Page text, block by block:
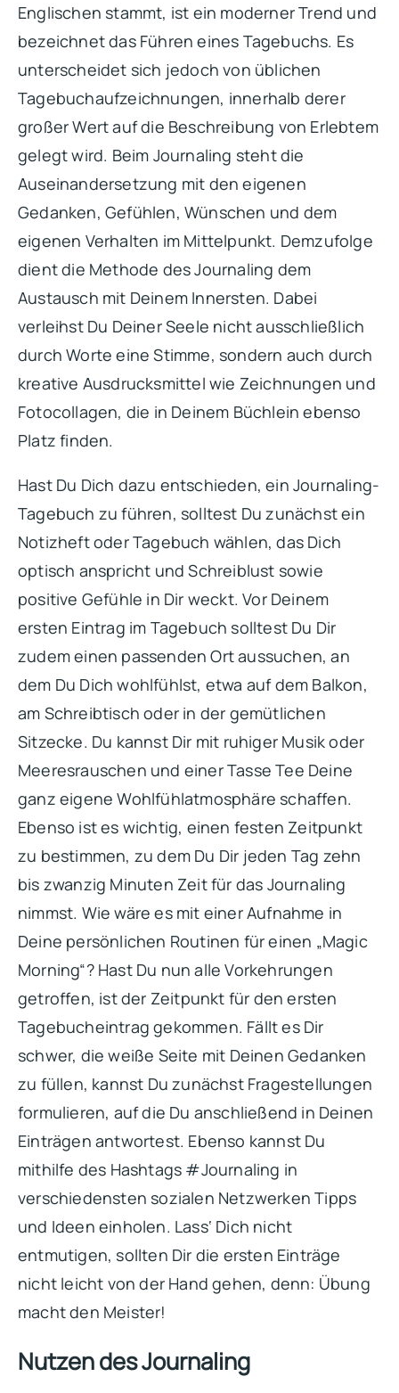
Englischen stammt, ist ein moderner Trend und
bezeichnet das Führen eines Tagebuchs. Es
unterscheidet sich jedoch von üblichen
Tagebuchaufzeichnungen, innerhalb derer
großer Wert auf die Beschreibung von Erlebtem
gelegt wird. Beim Journaling steht die
Auseinandersetzung mit den eigenen
Gedanken, Gefühlen, Wünschen und dem
eigenen Verhalten im Mittelpunkt. Demzufolge
dient die Methode des Journaling dem
Austausch mit Deinem Innersten. Dabei
verleihst Du Deiner Seele nicht ausschließlich
durch Worte eine Stimme, sondern auch durch
kreative Ausdrucksmittel wie Zeichnungen und
Fotocollagen, die in Deinem Büchlein ebenso
Platz finden.
Hast Du Dich dazu entschieden, ein Journaling-
Tagebuch zu führen, solltest Du zunächst ein
Notizheft oder Tagebuch wählen, das Dich
optisch anspricht und Schreiblust sowie
positive Gefühle in Dir weckt. Vor Deinem
ersten Eintrag im Tagebuch solltest Du Dir
zudem einen passenden Ort aussuchen, an
dem Du Dich wohlfühlst, etwa auf dem Balkon,
am Schreibtisch oder in der gemütlichen
Sitzecke. Du kannst Dir mit ruhiger Musik oder
Meeresrauschen und einer Tasse Tee Deine
ganz eigene Wohlfühlatmosphäre schaffen.
Ebenso ist es wichtig, einen festen Zeitpunkt
zu bestimmen, zu dem Du Dir jeden Tag zehn
bis zwanzig Minuten Zeit für das Journaling
nimmst. Wie wäre es mit einer Aufnahme in
Deine persönlichen Routinen für einen „Magic
Morning“? Hast Du nun alle Vorkehrungen
getroffen, ist der Zeitpunkt für den ersten
Tagebucheintrag gekommen. Fällt es Dir
schwer, die weiße Seite mit Deinen Gedanken
zu füllen, kannst Du zunächst Fragestellungen
formulieren, auf die Du anschließend in Deinen
Einträgen antwortest. Ebenso kannst Du
mithilfe des Hashtags #Journaling in
verschiedensten sozialen Netzwerken Tipps
und Ideen einholen. Lass‘ Dich nicht
entmutigen, sollten Dir die ersten Einträge
nicht leicht von der Hand gehen, denn: Übung
macht den Meister!
Nutzen des Journaling